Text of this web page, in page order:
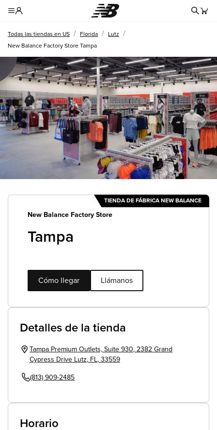
Todas las tiendas en US / Florida / Lutz /
New Balance Factory Store Tampa
TIENDA DE FÁBRICA NEW BALANCE
New Balance Factory Store
Tampa
Cómo llegar Llámanos
Detalles de la tienda
Tampa Premium Outlets, Suite 930, 2382 Grand
Cypress Drive Lutz, FL, 33559
(813) 909-2485
Horario